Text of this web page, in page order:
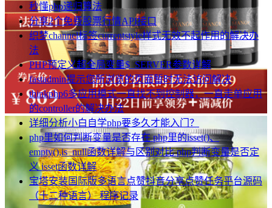
秒懂php递归算法
分享2个免费股票行情API接口
织梦channel标签currentstyle样式无效不起作用的解决办
法
PHP预定义超全局变量$_SERVER参数详解
fastadmin提示您所浏览的页面暂时无法访问解决
thinkphp6多应用模式一直找不到控制器，一直走单应用
的controller的解决办法
详细分析小白自学php要多久才能入门？
php里如何判断变量是否存在 php里的isset()、
empty(),is_null函数详解与区别对比 php判断变量是否定
义 isset函数详解
宝塔安装国际版多语言点赞抖音分享点赞任务平台源码
（十二种语言） 程序记录